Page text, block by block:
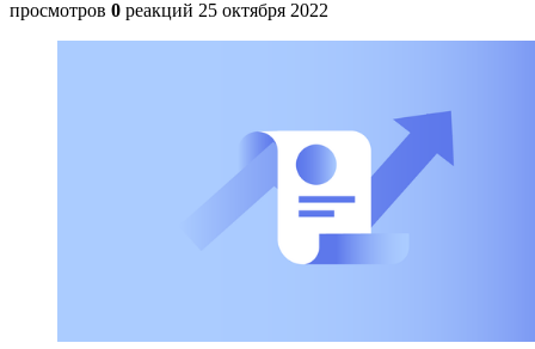
просмотров 0 реакций 25 октября 2022